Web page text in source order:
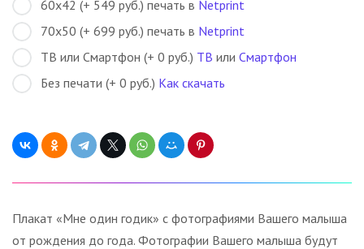
60х42 (+ 549 руб.) печать в Netprint
70х50 (+ 699 руб.) печать в Netprint
ТВ или Смартфон (+ 0 руб.) ТВ или Смартфон
Без печати (+ 0 руб.) Как скачать
Плакат «Мне один годик» с фотографиями Вашего малыша
от рождения до года. Фотографии Вашего малыша будут